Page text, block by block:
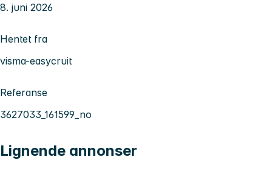
8. juni 2026
Hentet fra
visma-easycruit
Referanse
3627033_161599_no
Lignende annonser